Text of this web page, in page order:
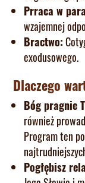
Prraca w
wzajemnej
Bractwo:
exodusowego.
Dlaczego
Bóg pragnie
również
Program ten
Pogłębisz